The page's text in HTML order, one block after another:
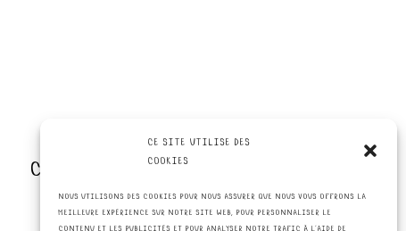
ce site utilise des
cookies
nous utilisons des cookies pour nous assurer que nous vous offrons la
meilleure expérience sur notre site web, pour personnaliser le
contenu et les publicités et pour analyser notre trafic à l'aide de
contact